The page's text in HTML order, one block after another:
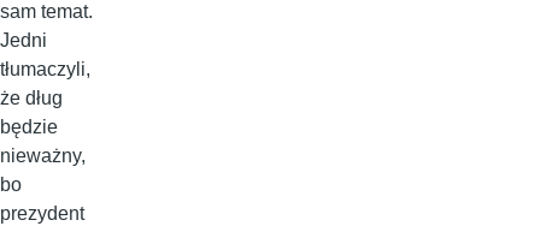
sam temat.
Jedni
tłumaczyli,
że dług
będzie
nieważny,
bo
prezydent